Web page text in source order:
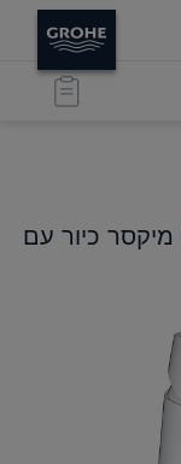
מיקסר כיור עם